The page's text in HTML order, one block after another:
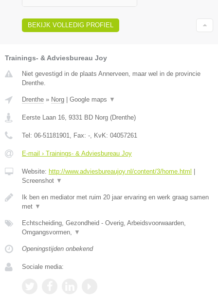
BEKIJK VOLLEDIG PROFIEL
Trainings- & Adviesbureau Joy
Niet gevestigd in de plaats Annerveen, maar wel in de provincie
Drenthe.
Drenthe » Norg Google maps ▼
Eerste Laan 16 9331 BD Norg (Drenthe)
Tel: 06-51181901 , Fax: - , KvK: 04057261
E-mail › Trainings- & Adviesbureau Joy
Website: http://www.adviesbureaujoy.nl/content/3/home.html
Screenshot ▼
Ik ben en mediator met ruim 20 jaar ervaring en werk graag samen
met ▼
Echtscheiding, Gezondheid - Overig, Arbeidsvoorwaarden,
Omgangsvormen,
▼
Openingstijden onbekend
Sociale media: